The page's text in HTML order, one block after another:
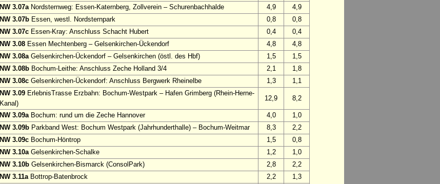
NW 3.07aNordsternweg: Essen-Katernberg, Zollverein – Schurenbachhalde 4,9
4,9
NW 3.07b Essen, westl. Nordsternpark 0,8
0,8
NW 3.07c Essen-Kray: Anschluss Schacht Hubert 0,4
0,4
NW 3.08 Essen Mechtenberg – Gelsenkirchen-Ückendorf 4,8
4,8
NW 3.08aGelsenkirchen-Ückendorf – Gelsenkirchen (östl. des Hbf) 1,5
1,5
NW 3.08b Bochum-Leithe: Anschluss Zeche Holland 3/4 2,1
1,8
NW 3.08c Gelsenkirchen-Ückendorf: Anschluss Bergwerk Rheinelbe 1,3
1,1
NW 3.09 ErlebnisTrasse Erzbahn: Bochum-Westpark – Hafen Grimberg (Rhein-Herne-
Kanal)
12,9 8,2
NW 3.09aBochum: rund um die Zeche Hannover 4,0
1,0
NW 3.09b Parkband West: Bochum Westpark (Jahrhunderthalle) – Bochum-Weitmar 8,3
2,2
NW 3.09c Bochum-Höntrop 1,5
0,8
NW 3.10aGelsenkirchen-Schalke 1,2
1,0
NW 3.10b Gelsenkirchen-Bismarck (ConsolPark) 2,8
2,2
NW 3.11aBottrop-Batenbrock 2,2 1,3